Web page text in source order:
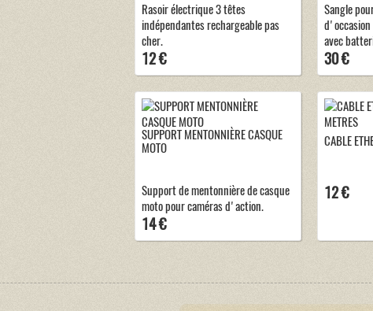
Rasoir électrique 3 têtes
indépendantes rechargeable pas
cher.
12 €
Sangle
d'occasion
avec
30 €
SUPPORT MENTONNIÈRE CASQUE
MOTO
Support de mentonnière de casque
moto pour caméras d'action.
14 €
CABLE
12 €